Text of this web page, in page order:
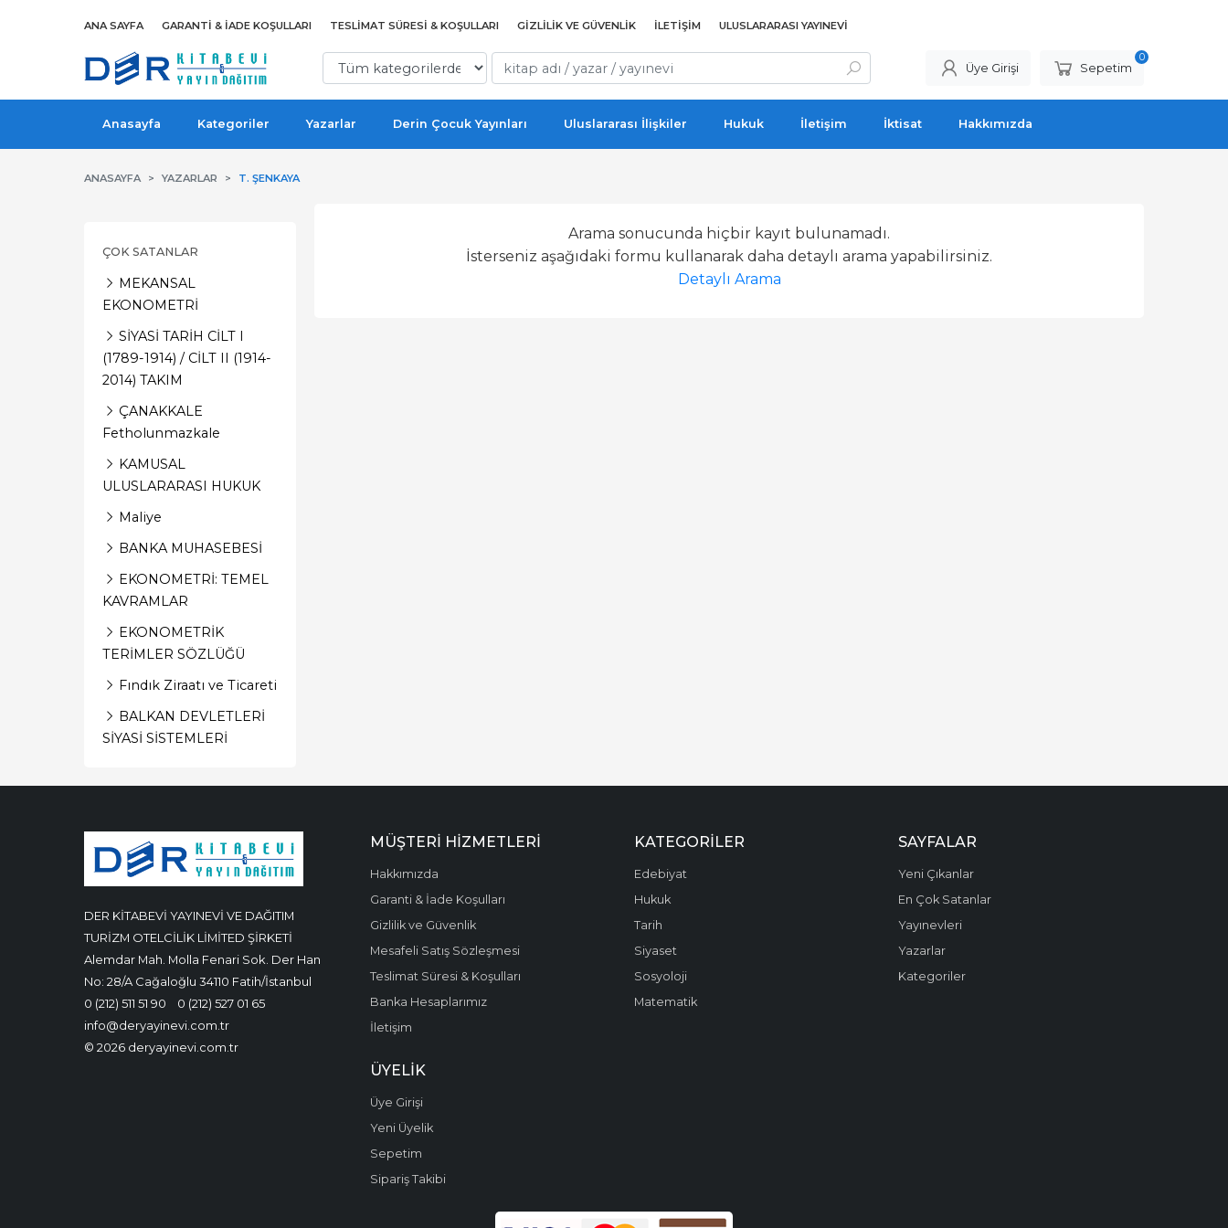
ANA SAYFA GARANTI & İADE KOŞULLARI TESLIMAT SÜRESI & KOŞULLARI GIZLILIK VE GÜVENLIK İLETIŞIM ULUSLARARASI YAYINEVI
Üye Girişi Sepetim
0
Anasayfa Kategoriler Yazarlar Derin Çocuk Yayınları Uluslararası İlişkiler Hukuk İletişim İktisat Hakkımızda
ANASAYFA YAZARLAR T. ŞENKAYA
ÇOK SATANLAR
MEKANSAL
EKONOMETRİ
SİYASİ TARİH CİLT I
(1789-1914) / CİLT II (1914-
2014) TAKIM
ÇANAKKALE
Fetholunmazkale
KAMUSAL
ULUSLARARASI HUKUK
Maliye
BANKA MUHASEBESİ
EKONOMETRİ: TEMEL
KAVRAMLAR
EKONOMETRİK
TERİMLER SÖZLÜĞÜ
Fındık Ziraatı ve Ticareti
BALKAN DEVLETLERİ
SİYASİ SİSTEMLERİ
Arama sonucunda hiçbir kayıt bulunamadı.
İsterseniz aşağıdaki formu kullanarak daha detaylı arama yapabilirsiniz.
Detaylı Arama
DER KİTABEVİ YAYINEVİ VE DAĞITIM
TURİZM OTELCİLİK LİMİTED ŞİRKETİ
Alemdar Mah. Molla Fenari Sok. Der Han
No: 28/A Cağaloğlu 34110 Fatih/İstanbul
0 (212) 511 51 90
0 (212) 527 01 65
info@deryayinevi.com.tr
© 2026 deryayinevi.com.tr
MÜŞTERI HIZMETLERI
Hakkımızda
Garanti & İade Koşulları
Gizlilik ve Güvenlik
Mesafeli Satış Sözleşmesi
Teslimat Süresi & Koşulları
Banka Hesaplarımız
İletişim
KATEGORILER
Edebiyat
Hukuk
Tarih
Siyaset
Sosyoloji
Matematik
SAYFALAR
Yeni Çıkanlar
En Çok Satanlar
Yayınevleri
Yazarlar
Kategoriler
ÜYELIK
Üye Girişi
Yeni Üyelik
Sepetim
Sipariş Takibi